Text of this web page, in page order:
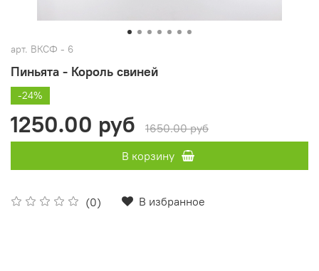
арт. ВКСФ - 6
Пиньята - Король свиней
(0) В избранное
-24%
1250.00 руб
1650.00 руб
В корзину